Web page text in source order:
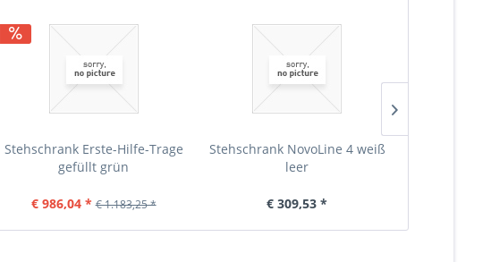
Stehschrank Erste-Hilfe-Trage
gefüllt grün
€ 986,04 * € 1.183,25 *
Stehschrank NovoLine 4 weiß
leer
€ 309,53 *